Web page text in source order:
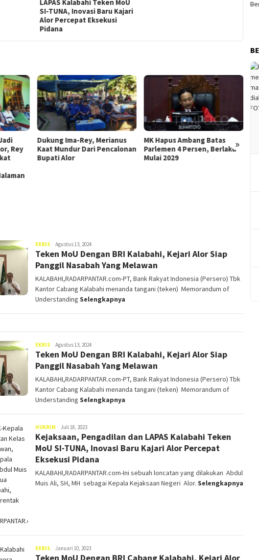
LAPAS Kalabahi Teken MoU
SI-TUNA, Inovasi Baru Kajari
Alor Percepat Eksekusi
Pidana
»
MK Hapus Ambang Batas
Parlemen 4 Persen, Berlaku
Mulai 2029
Anggota DPRD Alor Ini Tolak
POKIR-BIMTEK Di APBD
Perubahan 2023, Ikuti
Ulasannya
EKBIS Moris
Weni
Agustus 13, 2024
Teken MoU Dengan BRI Kalabahi, Kejari Alor Siap
Panggil Nasabah Yang Melawan
KALABAHI,RADARPANTAR.com-PT, Bank Rakyat Indonesia (Persero) Tbk
Kantor Cabang Kalabahi menanda tangani (teken) Memorandum of
Understanding Selengkapnya
EKBIS Moris
Weni
Agustus 13, 2024
Teken MoU Dengan BRI Kalabahi, Kejari Alor Siap
Panggil Nasabah Yang Melawan
KALABAHI,RADARPANTAR.com-PT, Bank Rakyat Indonesia (Persero) Tbk
Kantor Cabang Kalabahi menanda tangani (teken) Memorandum of
Understanding Selengkapnya
HUKRIM Moris
Weni
Juli 18, 2023
Kejaksaan, Pengadilan dan LAPAS Kalabahi Teken
MoU SI-TUNA, Inovasi Baru Kajari Alor Percepat
Eksekusi Pidana
KALABAHI,RADARPANTAR.com-Ini sebuah loncatan yang dilakukan Abdul
Muis Ali, SH, MH sebagai Kepala Kejaksaan Negeri Alor. Selengkapnya
EKBIS Moris
Weni
Januari 10, 2023